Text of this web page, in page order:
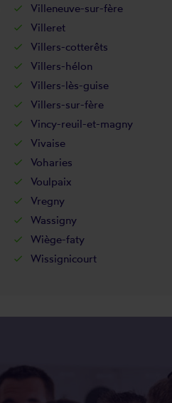
Villeneuve-sur-fère
Villeret
Villers-cotterêts
Villers-hélon
Villers-lès-guise
Villers-sur-fère
Vincy-reuil-et-magny
Vivaise
Voharies
Voulpaix
Vregny
Wassigny
Wiège-faty
Wissignicourt